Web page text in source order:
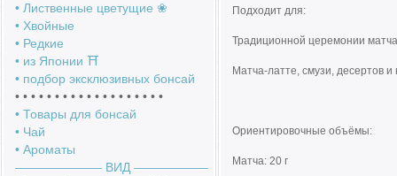
Подходит для:
Традиционной церемонии
Матча-латте, смузи, десертов
Ориентировочные объёмы:
Матча: 20 г
• Лиственные цветущие ❀
• Хвойные
• Редкие
• из Японии ⛩️
• подбор эксклюзивных бонсай
• • • • • • • • • • • • • • • • • • •
• Товары для бонсай
• Чай
• Ароматы
――――――― ВИД ――――――